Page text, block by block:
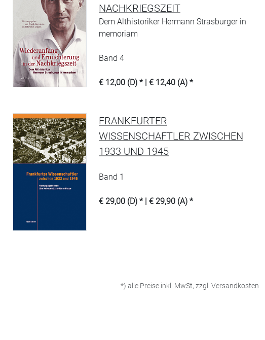
NACHKRIEGSZEIT
Dem Althistoriker Hermann Strasburger in
memoriam
Band 4
€ 12,00 (D) * | € 12,40 (A) *
FRANKFURTER
WISSENSCHAFTLER ZWISCHEN
1933 UND 1945
Band 1
€ 29,00 (D) * | € 29,90 (A) *
*) alle Preise inkl. MwSt, zzgl. Versandkosten